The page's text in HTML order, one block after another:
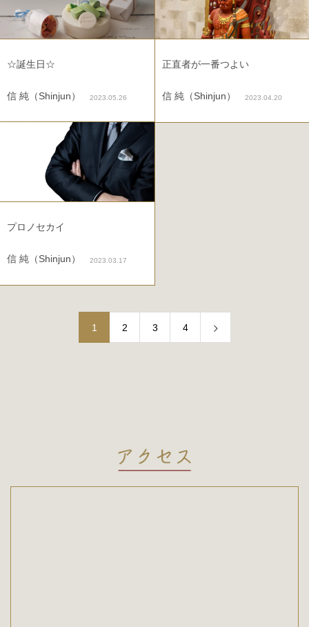
☆誕生日☆
信 純（Shinjun） 2023.05.26
正直者が一番つよい
信 純（Shinjun） 2023.04.20
プロノセカイ
信 純（Shinjun） 2023.03.17
1 2 3 4